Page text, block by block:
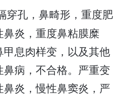
穿孔，鼻畸形，重度肥
炎，重度鼻粘膜糜
息肉样变，以及其他
病，不合格。严重变
炎，慢性鼻窦炎，严